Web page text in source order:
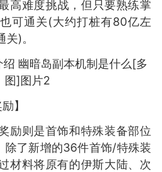
高难度挑战，但只要熟练掌
可通关(大约打桩有80亿左
)。
】
则是首饰和特殊装备部位
除了新增的36件首饰/特殊装
材料将原有的伊斯大陆、次